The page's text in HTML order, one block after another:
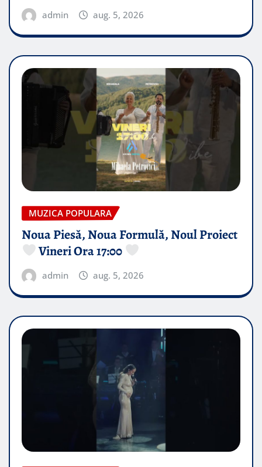
admin aug. 5, 2026
MUZICA POPULARA
Noua Piesă, Noua Formulă, Noul Proiect
Vineri Ora 17:00
admin aug. 5, 2026